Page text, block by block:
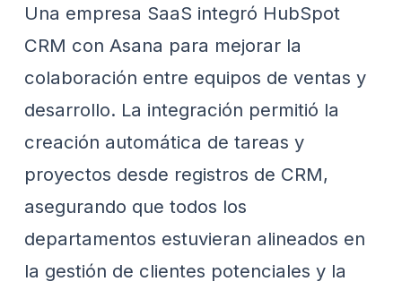
Una empresa SaaS integró HubSpot
CRM con Asana para mejorar la
colaboración entre equipos de ventas y
desarrollo. La integración permitió la
creación automática de tareas y
proyectos desde registros de CRM,
asegurando que todos los
departamentos estuvieran alineados en
la gestión de clientes potenciales y la